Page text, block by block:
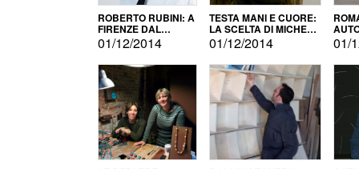
ROBERTO RUBINI: A
FIRENZE DAL
PRODOTTO ALLA
PROMOZIONE
01/12/2014
TESTA MANI E CUORE:
LA SCELTA DI MICHELE
BARBERIO
01/12/2014 01/